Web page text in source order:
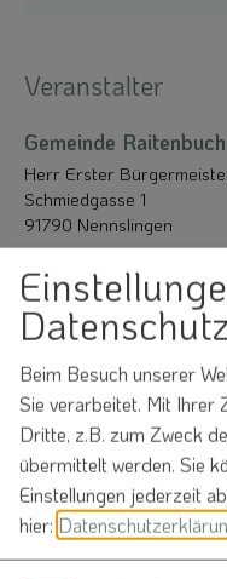
Veranstalter
Gemeinde Raitenbuch
Herr Erster
Schmiedgasse 1
91790 Nennslingen
09147 9411-10
Auch an diesem
Datenschutz
Beim Besuch unserer
Sie verarbeitet. Mit Ihrer
Dritte, z.B. zum Zweck
übermittelt werden. Sie
Einstellungen jederzeit
hier: